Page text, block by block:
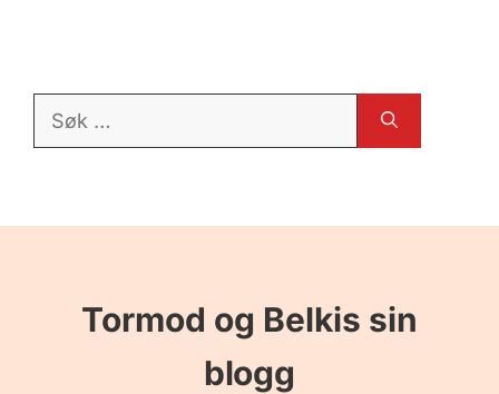
Søk
Tormod og Belkis sin
blogg